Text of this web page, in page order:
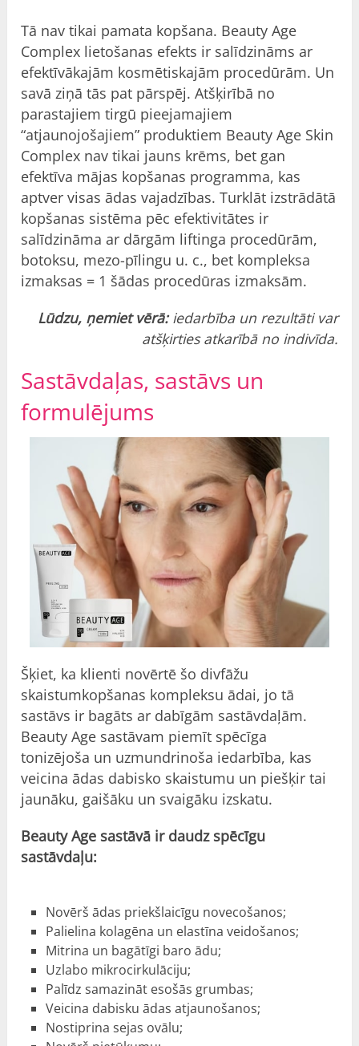
Tā nav tikai pamata kopšana. Beauty Age
Complex lietošanas efekts ir salīdzināms ar
efektīvākajām kosmētiskajām procedūrām. Un
savā ziņā tās pat pārspēj. Atšķirībā no
parastajiem tirgū pieejamajiem
“atjaunojošajiem” produktiem Beauty Age Skin
Complex nav tikai jauns krēms, bet gan
efektīva mājas kopšanas programma, kas
aptver visas ādas vajadzības. Turklāt izstrādātā
kopšanas sistēma pēc efektivitātes ir
salīdzināma ar dārgām liftinga procedūrām,
botoksu, mezo-pīlingu u. c., bet kompleksa
izmaksas = 1 šādas procedūras izmaksām.
Lūdzu, ņemiet vērā:iedarbība un rezultāti var
atšķirties atkarībā no indivīda.
Sastāvdaļas, sastāvs un
formulējums
Šķiet, ka klienti novērtē šo divfāžu
skaistumkopšanas kompleksu ādai, jo tā
sastāvs ir bagāts ar dabīgām sastāvdaļām.
Beauty Age sastāvam piemīt spēcīga
tonizējoša un uzmundrinoša iedarbība, kas
veicina ādas dabisko skaistumu un piešķir tai
jaunāku, gaišāku un svaigāku izskatu.
Beauty Age sastāvā ir daudz spēcīgu
sastāvdaļu:
Novērš ādas priekšlaicīgu novecošanos;
Palielina kolagēna un elastīna veidošanos;
Mitrina un bagātīgi baro ādu;
Uzlabo mikrocirkulāciju;
Palīdz samazināt esošās grumbas;
Veicina dabisku ādas atjaunošanos;
Nostiprina sejas ovālu;